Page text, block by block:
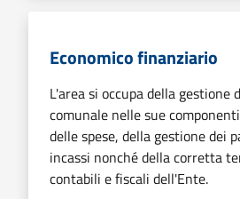
Economico finanziario
L'area si occupa della gestione
comunale nelle sue
delle spese, della gestione dei
incassi nonché della corretta
contabili e fiscali dell'Ente.